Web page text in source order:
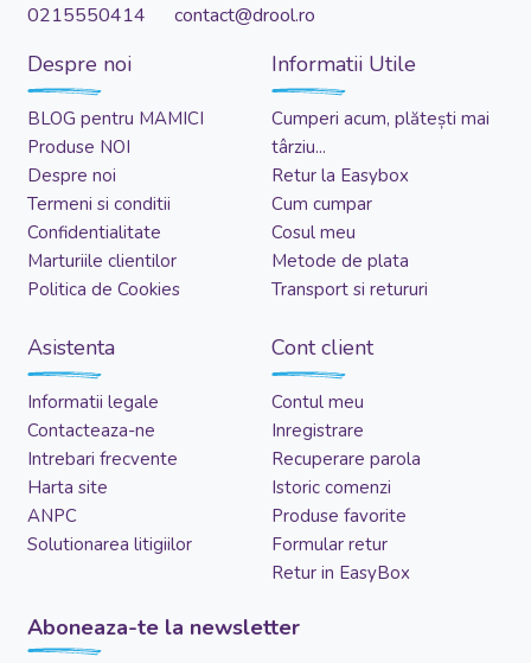
0215550414 contact@drool.ro
Despre noi
BLOG pentru MAMICI
Produse NOI
Despre noi
Termeni si conditii
Confidentialitate
Marturiile clientilor
Politica de Cookies
Informatii Utile
Cumperi acum, plătești mai
târziu...
Retur la Easybox
Cum cumpar
Cosul meu
Metode de plata
Transport si retururi
Asistenta
Informatii legale
Contacteaza-ne
Intrebari frecvente
Harta site
ANPC
Solutionarea litigiilor
Cont client
Contul meu
Inregistrare
Recuperare parola
Istoric comenzi
Produse favorite
Formular retur
Retur in EasyBox
Aboneaza-te la newsletter